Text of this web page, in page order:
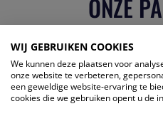
ONZE
WIJ GEBRUIKEN COOKIES
We kunnen deze plaatsen voor
onze website te verbeteren,
een geweldige website-ervaring te
cookies die we gebruiken opent u de